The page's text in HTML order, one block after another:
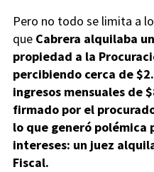
Pero no todo se limita a
que Cabrera alquilaba
propiedad a la
percibiendo cerca de
ingresos mensuales de
firmado por el
lo que generó polémica
intereses: un juez
Fiscal.